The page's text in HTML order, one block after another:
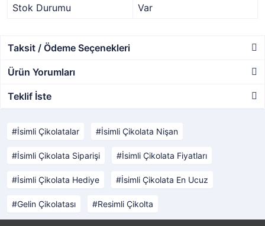
Stok Durumu
Var
Taksit / Ödeme Seçenekleri
Ürün Yorumları
Teklif İste
İsimli Çikolatalar İsimli Çikolata Nişan
İsimli Çikolata Siparişi İsimli Çikolata Fiyatları
İsimli Çikolata Hediye İsimli Çikolata En Ucuz
Gelin Çikolatası Resimli Çikolta